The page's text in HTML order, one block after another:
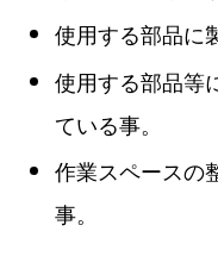
使用する部品に
使用する部品等
ている事。
作業スペースの
事。